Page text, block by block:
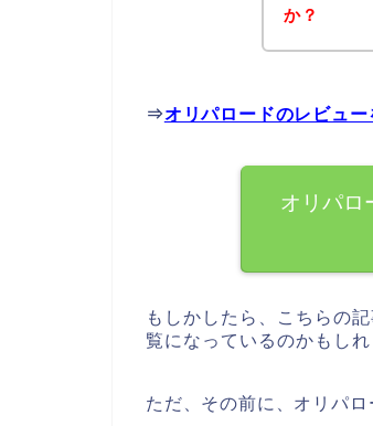
か？
⇒オリパロードのレビュ
オリパロ
もしかしたら、こちらの
覧になっているのかもしれ
ただ、その前に、オリパ